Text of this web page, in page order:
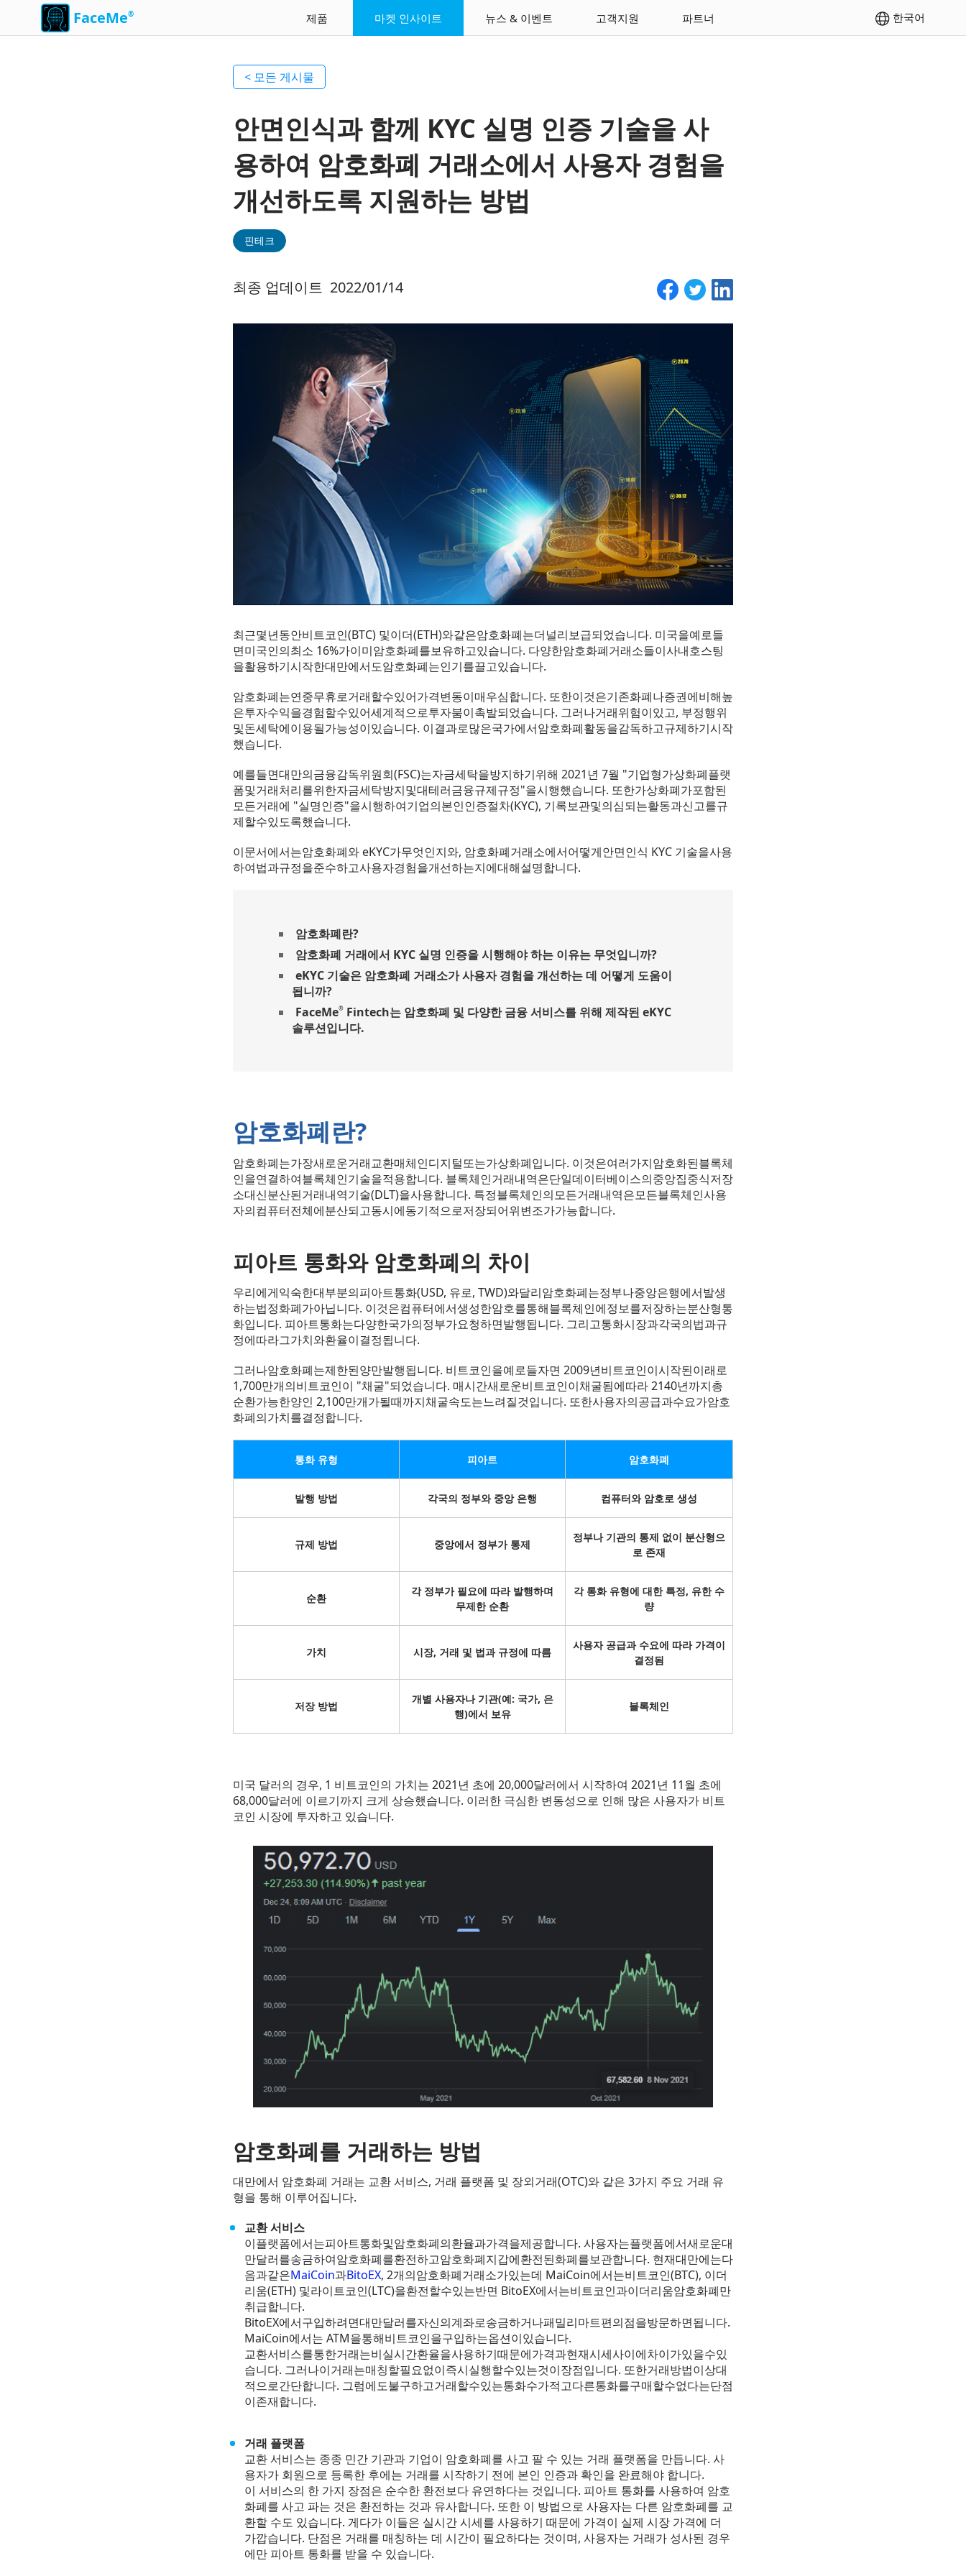
FaceMe® 제품 마켓 인사이트 뉴스 & 이벤트 고객지원 파트너 한국어
< 모든 게시물
안면인식과 함께 KYC 실명 인증 기술을 사
용하여 암호화폐 거래소에서 사용자 경험을
개선하도록 지원하는 방법
핀테크
최종 업데이트 2022/01/14
최근몇년동안비트코인(BTC) 및이더(ETH)와같은암호화폐는더널리보급되었습니다. 미국을예로들
면미국인의최소 16%가이미암호화폐를보유하고있습니다. 다양한암호화폐거래소들이사내호스팅
을활용하기시작한대만에서도암호화폐는인기를끌고있습니다.
암호화폐는연중무휴로거래할수있어가격변동이매우심합니다. 또한이것은기존화폐나증권에비해높
은투자수익을경험할수있어세계적으로투자붐이촉발되었습니다. 그러나거래위험이있고, 부정행위
및돈세탁에이용될가능성이있습니다. 이결과로많은국가에서암호화폐활동을감독하고규제하기시작
했습니다.
예를들면대만의금융감독위원회(FSC)는자금세탁을방지하기위해 2021년 7월 "기업형가상화폐플랫
폼및거래처리를위한자금세탁방지및대테러금융규제규정"을시행했습니다. 또한가상화폐가포함된
모든거래에 "실명인증"을시행하여기업의본인인증절차(KYC), 기록보관및의심되는활동과신고를규
제할수있도록했습니다.
이문서에서는암호화폐와 eKYC가무엇인지와, 암호화폐거래소에서어떻게안면인식 KYC 기술을사용
하여법과규정을준수하고사용자경험을개선하는지에대해설명합니다.
암호화폐란?
암호화폐 거래에서 KYC 실명 인증을 시행해야 하는 이유는 무엇입니까?
eKYC 기술은 암호화폐 거래소가 사용자 경험을 개선하는 데 어떻게 도움이
됩니까?
FaceMe® Fintech는 암호화폐 및 다양한 금융 서비스를 위해 제작된 eKYC
솔루션입니다.
암호화폐란?
암호화폐는가장새로운거래교환매체인디지털또는가상화폐입니다. 이것은여러가지암호화된블록체
인을연결하여블록체인기술을적용합니다. 블록체인거래내역은단일데이터베이스의중앙집중식저장
소대신분산된거래내역기술(DLT)을사용합니다. 특정블록체인의모든거래내역은모든블록체인사용
자의컴퓨터전체에분산되고동시에동기적으로저장되어위변조가가능합니다.
피아트 통화와 암호화폐의 차이
우리에게익숙한대부분의피아트통화(USD, 유로, TWD)와달리암호화폐는정부나중앙은행에서발생
하는법정화폐가아닙니다. 이것은컴퓨터에서생성한암호를통해블록체인에정보를저장하는분산형통
화입니다. 피아트통화는다양한국가의정부가요청하면발행됩니다. 그리고통화시장과각국의법과규
정에따라그가치와환율이결정됩니다.
그러나암호화폐는제한된양만발행됩니다. 비트코인을예로들자면 2009년비트코인이시작된이래로
1,700만개의비트코인이 "채굴"되었습니다. 매시간새로운비트코인이채굴됨에따라 2140년까지총
순환가능한양인 2,100만개가될때까지채굴속도는느려질것입니다. 또한사용자의공급과수요가암호
화폐의가치를결정합니다.
통화 유형 피아트 암호화폐
발행 방법 각국의 정부와 중앙 은행 컴퓨터와 암호로 생성
규제 방법 중앙에서 정부가 통제
정부나 기관의 통제 없이 분산형으
로 존재
순환
각 정부가 필요에 따라 발행하며
무제한 순환
각 통화 유형에 대한 특정, 유한 수
량
가치 시장, 거래 및 법과 규정에 따름
사용자 공급과 수요에 따라 가격이
결정됨
저장 방법
개별 사용자나 기관(예: 국가, 은
행)에서 보유
블록체인
미국 달러의 경우, 1 비트코인의 가치는 2021년 초에 20,000달러에서 시작하여 2021년 11월 초에
68,000달러에 이르기까지 크게 상승했습니다. 이러한 극심한 변동성으로 인해 많은 사용자가 비트
코인 시장에 투자하고 있습니다.
암호화폐를 거래하는 방법
대만에서 암호화폐 거래는 교환 서비스, 거래 플랫폼 및 장외거래(OTC)와 같은 3가지 주요 거래 유
형을 통해 이루어집니다.
교환 서비스
이플랫폼에서는피아트통화및암호화폐의환율과가격을제공합니다. 사용자는플랫폼에서새로운대
만달러를송금하여암호화폐를환전하고암호화폐지갑에환전된화폐를보관합니다. 현재대만에는다
음과같은MaiCoin과BitoEX, 2개의암호화폐거래소가있는데 MaiCoin에서는비트코인(BTC), 이더
리움(ETH) 및라이트코인(LTC)을환전할수있는반면 BitoEX에서는비트코인과이더리움암호화폐만
취급합니다.
BitoEX에서구입하려면대만달러를자신의계좌로송금하거나패밀리마트편의점을방문하면됩니다.
MaiCoin에서는 ATM을통해비트코인을구입하는옵션이있습니다.
교환서비스를통한거래는비실시간환율을사용하기때문에가격과현재시세사이에차이가있을수있
습니다. 그러나이거래는매칭할필요없이즉시실행할수있는것이장점입니다. 또한거래방법이상대
적으로간단합니다. 그럼에도불구하고거래할수있는통화수가적고다른통화를구매할수없다는단점
이존재합니다.
거래 플랫폼
교환 서비스는 종종 민간 기관과 기업이 암호화폐를 사고 팔 수 있는 거래 플랫폼을 만듭니다. 사
용자가 회원으로 등록한 후에는 거래를 시작하기 전에 본인 인증과 확인을 완료해야 합니다.
이 서비스의 한 가지 장점은 순수한 환전보다 유연하다는 것입니다. 피아트 통화를 사용하여 암호
화폐를 사고 파는 것은 환전하는 것과 유사합니다. 또한 이 방법으로 사용자는 다른 암호화폐를 교
환할 수도 있습니다. 게다가 이들은 실시간 시세를 사용하기 때문에 가격이 실제 시장 가격에 더
가깝습니다. 단점은 거래를 매칭하는 데 시간이 필요하다는 것이며, 사용자는 거래가 성사된 경우
에만 피아트 통화를 받을 수 있습니다.